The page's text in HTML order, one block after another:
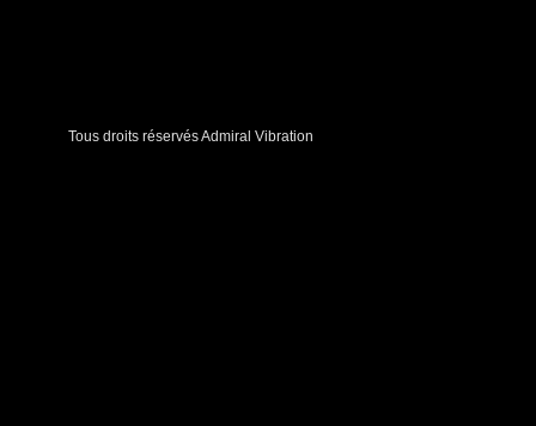
Tous droits réservés Admiral Vibration